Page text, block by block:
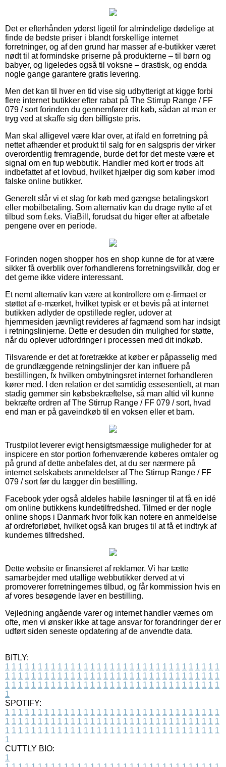
Det er efterhånden yderst ligetil for almindelige dødelige at
finde de bedste priser i blandt forskellige internet
forretninger, og af den grund har masser af e-butikker været
nødt til at formindske priserne på produkterne – til børn og
babyer, og ligeledes også til voksne – drastisk, og endda
nogle gange garantere gratis levering.
Men det kan til hver en tid vise sig udbytterigt at kigge forbi
flere internet butikker efter rabat på The Stirrup Range / FF
079 / sort forinden du gennemfører dit køb, sådan at man er
tryg ved at skaffe sig den billigste pris.
Man skal alligevel være klar over, at ifald en forretning på
nettet afhænder et produkt til salg for en salgspris der virker
overordentlig fremragende, burde det for det meste være et
signal om en fup webbutik. Handler med kort er trods alt
indbefattet af et lovbud, hvilket hjælper dig som køber imod
falske online butikker.
Generelt slår vi et slag for køb med gængse betalingskort
eller mobilbetaling. Som alternativ kan du drage nytte af et
tilbud som f.eks. ViaBill, forudsat du higer efter at afbetale
pengene over en periode.
Forinden nogen shopper hos en shop kunne de for at være
sikker få overblik over forhandlerens forretningsvilkår, dog er
det gerne ikke videre interessant.
Et nemt alternativ kan være at kontrollere om e-firmaet er
støttet af e-mærket, hvilket typisk er et bevis på at internet
butikken adlyder de opstillede regler, udover at
hjemmesiden jævnligt revideres af fagmænd som har indsigt
i retningslinjerne. Dette er desuden din mulighed for støtte,
når du oplever udfordringer i processen med dit indkøb.
Tilsvarende er det at foretrække at køber er påpasselig med
de grundlæggende retningslinjer der kan influere på
bestillingen, fx hvilken ombytningsret internet forhandleren
kører med. I den relation er det samtidig essesentielt, at man
stadig gemmer sin købsbekræftelse, så man altid vil kunne
bekræfte ordren af The Stirrup Range / FF 079 / sort, hvad
end man er på gaveindkøb til en voksen eller et barn.
Trustpilot leverer evigt hensigtsmæssige muligheder for at
inspicere en stor portion forhenværende køberes omtaler og
på grund af dette anbefales det, at du ser nærmere på
internet selskabets anmeldelser af The Stirrup Range / FF
079 / sort før du lægger din bestilling.
Facebook yder også aldeles habile løsninger til at få en idé
om online butikkens kundetilfredshed. Tilmed er der nogle
online shops i Danmark hvor folk kan notere en anmeldelse
af ordreforløbet, hvilket også kan bruges til at få et indtryk af
kundernes tilfredshed.
Dette website er finansieret af reklamer. Vi har tætte
samarbejder med utallige webbutikker derved at vi
promoverer forretningernes tilbud, og får kommission hvis en
af vores besøgende laver en bestilling.
Vejledning angående varer og internet handler værnes om
ofte, men vi ønsker ikke at tage ansvar for forandringer der er
udført siden seneste opdatering af de anvendte data.
BITLY:
1 1 1 1 1 1 1 1 1 1 1 1 1 1 1 1 1 1 1 1 1 1 1 1 1 1 1 1 1 1 1 1 1
1 1 1 1 1 1 1 1 1 1 1 1 1 1 1 1 1 1 1 1 1 1 1 1 1 1 1 1 1 1 1 1 1
1 1 1 1 1 1 1 1 1 1 1 1 1 1 1 1 1 1 1 1 1 1 1 1 1 1 1 1 1 1 1 1 1
1
SPOTIFY:
1 1 1 1 1 1 1 1 1 1 1 1 1 1 1 1 1 1 1 1 1 1 1 1 1 1 1 1 1 1 1 1 1
1 1 1 1 1 1 1 1 1 1 1 1 1 1 1 1 1 1 1 1 1 1 1 1 1 1 1 1 1 1 1 1 1
1 1 1 1 1 1 1 1 1 1 1 1 1 1 1 1 1 1 1 1 1 1 1 1 1 1 1 1 1 1 1 1 1
1
CUTTLY BIO:
1